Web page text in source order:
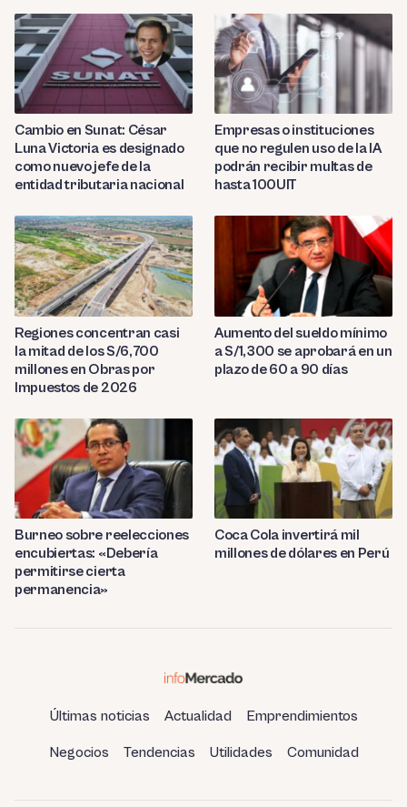
Cambio en Sunat: César
Luna Victoria es designado
como nuevo jefe de la
entidad tributaria nacional
Empresas o instituciones
que no regulen uso de la IA
podrán recibir multas de
hasta 100UIT
Regiones concentran casi
la mitad de los S/6,700
millones en Obras por
Impuestos de 2026
Aumento del sueldo mínimo
a S/1,300 se aprobará en un
plazo de 60 a 90 días
Burneo sobre reelecciones
encubiertas: «Debería
permitirse cierta
permanencia»
Coca Cola invertirá mil
millones de dólares en Perú
Últimas noticias Actualidad Emprendimientos
Negocios Tendencias Utilidades Comunidad